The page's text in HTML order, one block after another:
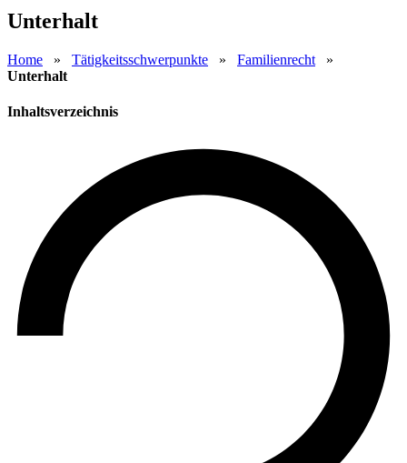
Unterhalt
Home » Tätigkeitsschwerpunkte » Familienrecht »
Unterhalt
Inhaltsverzeichnis